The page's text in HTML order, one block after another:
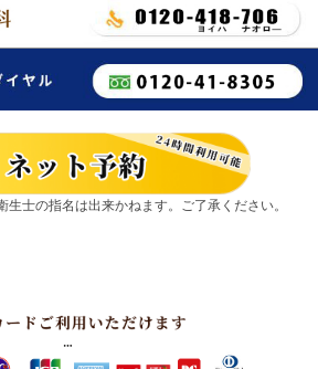
士の指名は出来かねます。ご了承ください。